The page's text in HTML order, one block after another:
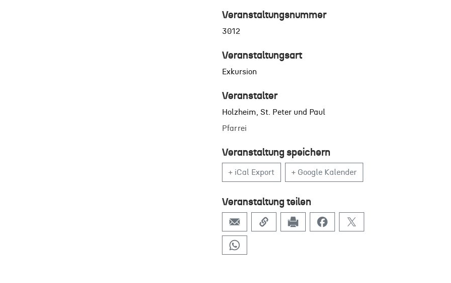
Veranstaltungsnummer
3012
Veranstaltungsart
Exkursion
Veranstalter
Holzheim, St. Peter und Paul
Pfarrei
Veranstaltung speichern
+ iCal Export + Google Kalender
Veranstaltung teilen